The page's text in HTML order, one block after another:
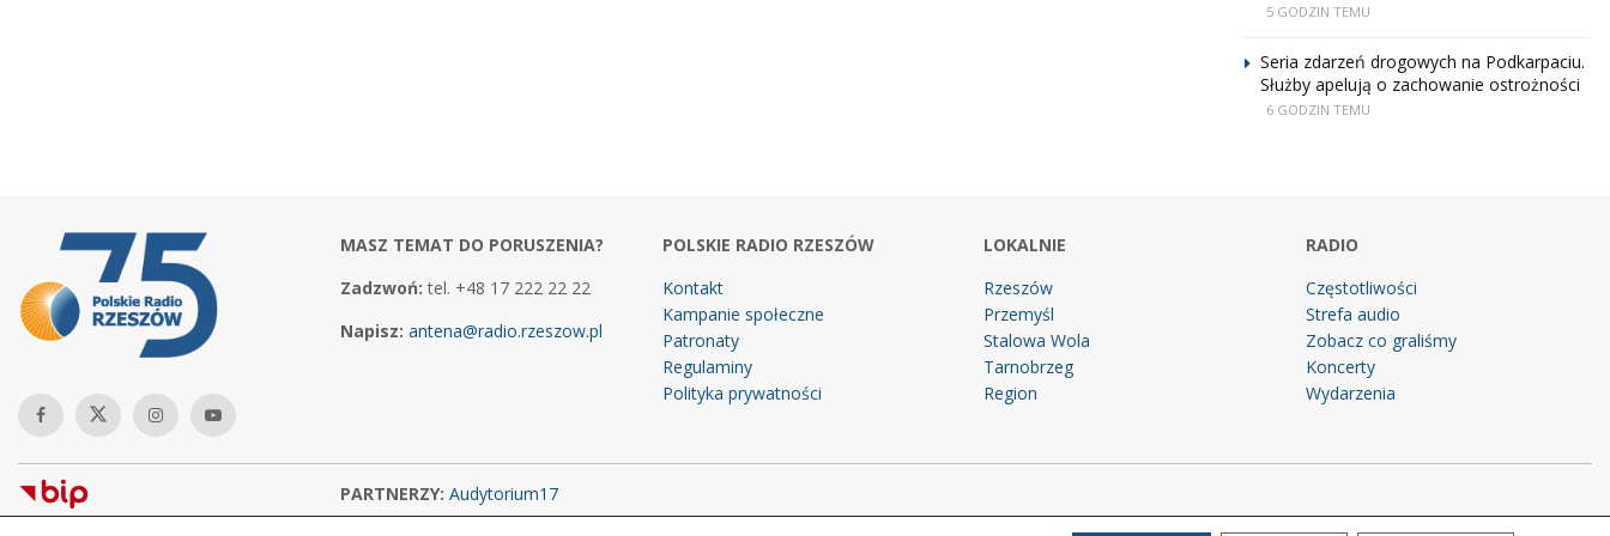
5 GODZIN TEMU
Seria zdarzeń drogowych na Podkarpaciu.
Służby apelują o zachowanie ostrożności
6 GODZIN TEMU
MASZ TEMAT DO PORUSZENIA?
Zadzwoń: tel. +48 17 222 22 22
Napisz: antena@radio.rzeszow.pl
POLSKIE RADIO RZESZÓW
Kontakt
Kampanie społeczne
Patronaty
Regulaminy
Polityka prywatności
LOKALNIE
Rzeszów
Przemyśl
Stalowa Wola
Tarnobrzeg
Region
RADIO
Częstotliwości
Strefa audio
Zobacz co graliśmy
Koncerty
Wydarzenia
PARTNERZY: Audytorium17